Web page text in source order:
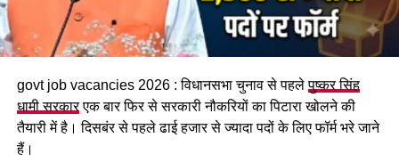
govt job vacancies 2026 : विधानसभा चुनाव से पहलेपुष्कर सिंह
धामी सरकारएक बार फिर से सरकारी नौकरियों का पिटारा खोलने की
तैयारी में है। दिसबंर से पहले ढाई हजार से ज्यादा पदों के लिए फॉर्म भरे जाने
हैं।